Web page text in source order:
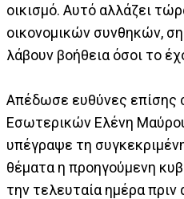
οικισμό. Αυτό αλλάζει
οικονομικών συνθηκών,
λάβουν βοήθεια όσοι το
Απέδωσε ευθύνες επίσης
Εσωτερικών Ελένη
υπέγραψε τη
θέματα η προηγούμενη
την τελευταία ημέρα πριν